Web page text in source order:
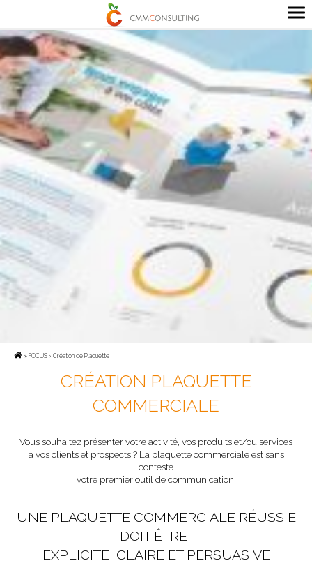
» FOCUS› Création de Plaquette
CRÉATION PLAQUETTE
COMMERCIALE
Vous souhaitez présenter votre activité, vos produits et/ou services
à vos clients et prospects ? La plaquette commerciale est sans
conteste
votre premier outil de communication.
UNE PLAQUETTE COMMERCIALE RÉUSSIE
DOIT ÊTRE :
EXPLICITE, CLAIRE ET PERSUASIVE